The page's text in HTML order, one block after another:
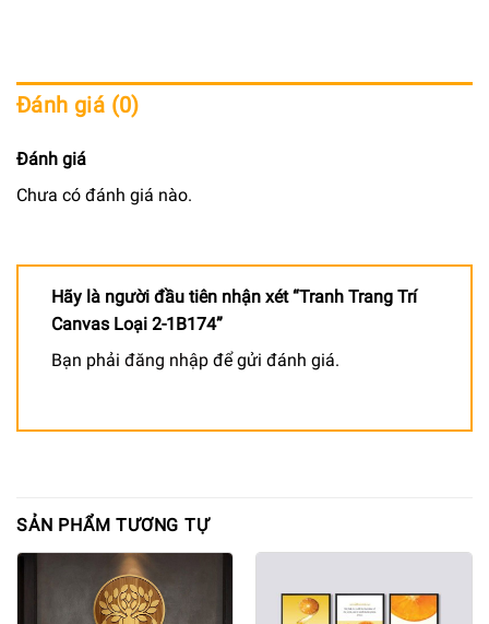
Đánh giá (0)
Đánh giá
Chưa có đánh giá nào.
Hãy là người đầu tiên nhận xét “Tranh Trang Trí
Canvas Loại 2-1B174”
Bạn phải đăng nhập để gửi đánh giá.
SẢN PHẨM TƯƠNG TỰ